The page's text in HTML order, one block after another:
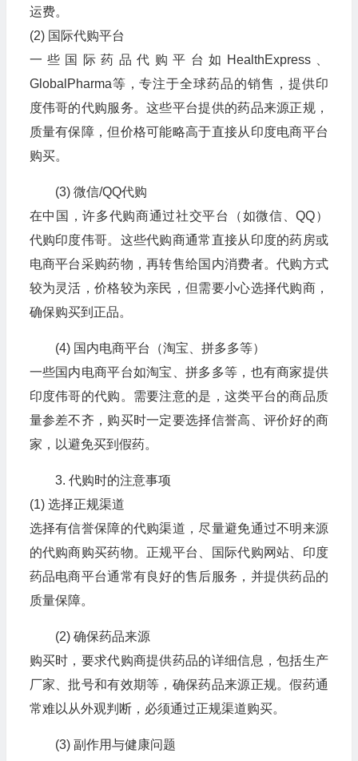
运费。
(2) 国际代购平台
一些国际药品代购平台如HealthExpress、
GlobalPharma等，专注于全球药品的销售，提供印
度伟哥的代购服务。这些平台提供的药品来源正规，
质量有保障，但价格可能略高于直接从印度电商平台
购买。
(3) 微信/QQ代购
在中国，许多代购商通过社交平台（如微信、QQ）
代购印度伟哥。这些代购商通常直接从印度的药房或
电商平台采购药物，再转售给国内消费者。代购方式
较为灵活，价格较为亲民，但需要小心选择代购商，
确保购买到正品。
(4) 国内电商平台（淘宝、拼多多等）
一些国内电商平台如淘宝、拼多多等，也有商家提供
印度伟哥的代购。需要注意的是，这类平台的商品质
量参差不齐，购买时一定要选择信誉高、评价好的商
家，以避免买到假药。
3. 代购时的注意事项
(1) 选择正规渠道
选择有信誉保障的代购渠道，尽量避免通过不明来源
的代购商购买药物。正规平台、国际代购网站、印度
药品电商平台通常有良好的售后服务，并提供药品的
质量保障。
(2) 确保药品来源
购买时，要求代购商提供药品的详细信息，包括生产
厂家、批号和有效期等，确保药品来源正规。假药通
常难以从外观判断，必须通过正规渠道购买。
(3) 副作用与健康问题